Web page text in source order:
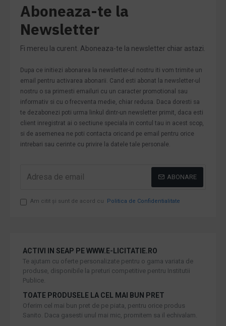
Aboneaza-te la
Newsletter
Fi mereu la curent. Aboneaza-te la newsletter chiar astazi.
Dupa ce initiezi abonarea la newsletter-ul nostru iti vom trimite un
email pentru activarea abonarii. Cand esti abonat la newsletter-ul
nostru o sa primesti emailuri cu un caracter promotional sau
informativ si cu o frecventa medie, chiar redusa. Daca doresti sa
te dezabonezi poti urma linkul dintr-un newsletter primit, daca esti
client inregistrat ai o sectiune speciala in contul tau in acest scop,
si de asemenea ne poti contacta oricand pe email pentru orice
intrebari sau cerinte cu privire la datele tale personale.
ABONARE
Am citit şi sunt de acord cu Politica de Confidentialitate
ACTIVI IN SEAP PE WWW.E-LICITATIE.RO
Te ajutam cu oferte personalizate pentru o gama variata de
produse, disponibile la preturi competitive pentru Institutii
Publice.
TOATE PRODUSELE LA CEL MAI BUN PRET
Oferim cel mai bun pret de pe piata, pentru orice produs
Sanito. Daca gasesti unul mai mic, promitem sa il echivalam.